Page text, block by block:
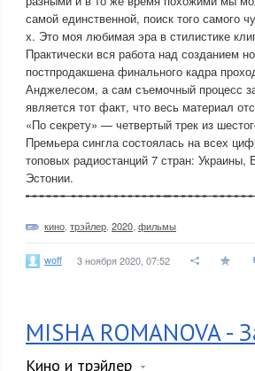
самой единственной, поиск того самого
х. Это моя любимая эра в стилистике
Практически вся работа над созданием
постпродакшена финального кадра
Анджелесом, а сам съемочный процесс
является тот факт, что весь материал
«По секрету» — четвертый трек из
Премьера сингла состоялась на всех
топовых радиостанций 7 стран:
Эстонии.
кино трэйлер 2020 фильмы
woff 3 ноября 2020, 07:52
MISHA ROMANOVA -
Кино и трэйлер